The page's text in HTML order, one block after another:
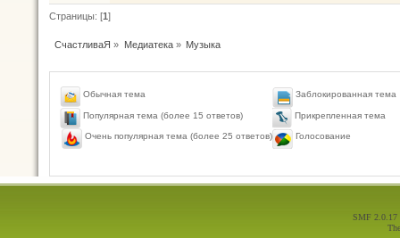
Страницы: [1]
СчастливаЯ » Медиатека» Музыка
Обычная тема
Популярная тема (более 15 ответов)
Очень популярная тема (более 25 ответов)
Заблокированная тема
Прикрепленная тема
Голосование
SMF 2.0.17